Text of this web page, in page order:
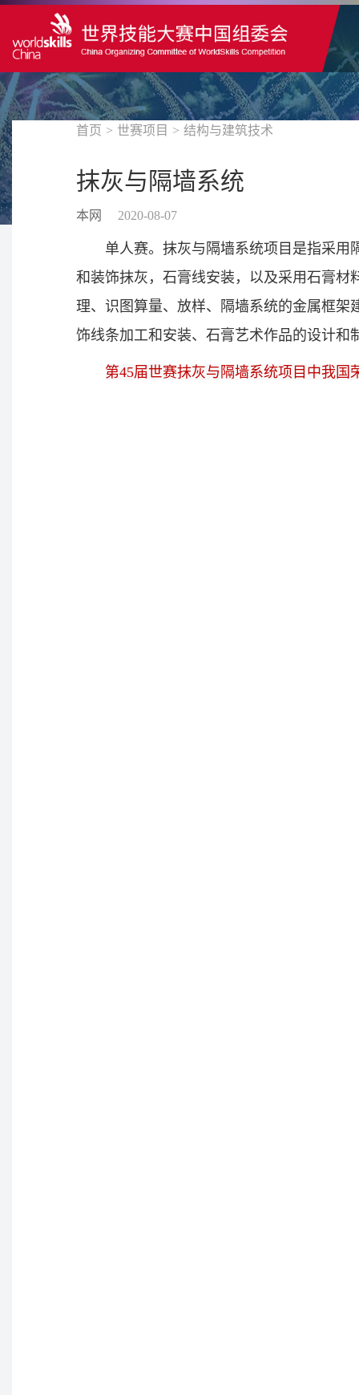
首页 > 世赛项目 > 结构与建筑技术
抹灰与隔墙系统
本网 2020-08-07
单人赛。抹灰与隔墙系统项目是指采
和装饰抹灰，石膏线安装，以及采用石膏
理、识图算量、放样、隔墙系统的金属框
饰线条加工和安装、石膏艺术作品的设计和
第45届世赛抹灰与隔墙系统项目中我国